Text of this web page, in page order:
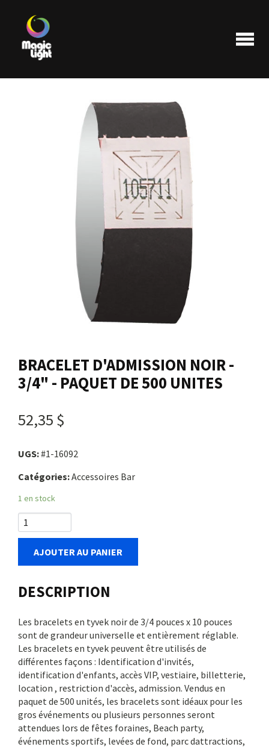
Les plus populaires
Liquidations
Nous joindre
Panier
BRACELET D'ADMISSION NOIR -
3/4" - PAQUET DE 500 UNITES
52,35 $
UGS:#1-16092
Catégories:Accessoires Bar
1 en stock
AJOUTER AU PANIER
DESCRIPTION
Les bracelets en tyvek noir de 3/4 pouces x 10 pouces
sont de grandeur universelle et entièrement réglable.
Les bracelets en tyvek peuvent être utilisés de
différentes façons : Identification d'invités,
identification d'enfants, accès VIP, vestiaire, billetterie,
location , restriction d'accès, admission. Vendus en
paquet de 500 unités, les bracelets sont idéaux pour les
gros événements ou plusieurs personnes seront
attendues lors de fêtes foraines, Beach party,
événements sportifs, levées de fond, parc dattractions,